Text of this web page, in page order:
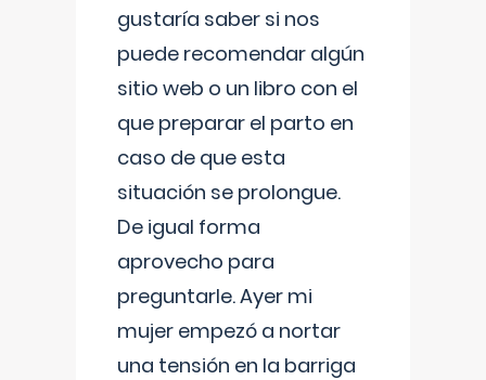
gustaría saber si nos
puede recomendar algún
sitio web o un libro con el
que preparar el parto en
caso de que esta
situación se prolongue.
De igual forma
aprovecho para
preguntarle. Ayer mi
mujer empezó a nortar
una tensión en la barriga